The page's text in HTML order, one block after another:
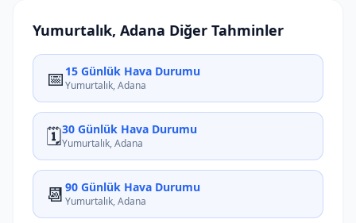
Yumurtalık, Adana Diğer Tahminler
📅 15 Günlük Hava Durumu
Yumurtalık, Adana
🗓️30 Günlük Hava Durumu
Yumurtalık, Adana
📆 90 Günlük Hava Durumu
Yumurtalık, Adana